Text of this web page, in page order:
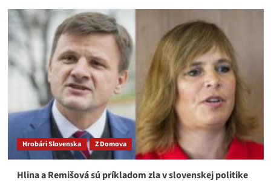
Královna
mozgovej
prázdnoty
Remišová
žiada
rázny
zásah
proti
Rusku
kvôli
lodi
Majestic
Hrobári Slovenska Z Domova
Hlina a Remišová sú príkladom zla v slovenskej politike